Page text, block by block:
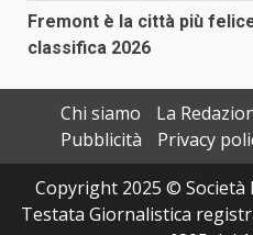
Fremont è la città più
classifica 2026
Chi siamo
La
Pubblicità
Privacy
Copyright 2025 © Società
Testata Giornalistica